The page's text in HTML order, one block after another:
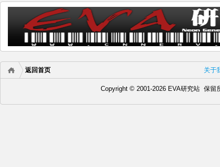
关于
返回首页
Copyright © 2001-2026 EVA研究站 保